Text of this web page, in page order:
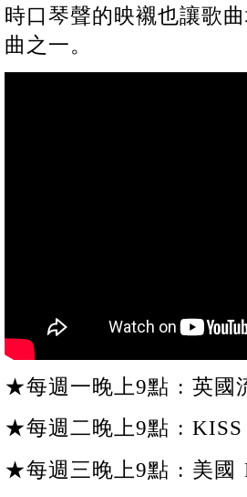
時口琴聲的映襯也讓歌
曲之一。
★每週一晚上9點 : 英國
★每週二晚上9點 :
★每週三晚上9點 : 美國